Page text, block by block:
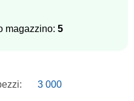
magazzino: 5
3 000